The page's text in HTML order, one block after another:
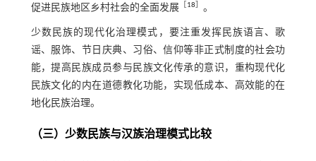
促进民族地区乡村社会的全面发展
18 。
少数民族的现代化治理模式，要注重发挥民族语言、歌
谣、服饰、节日庆典、习俗、信仰等非正式制度的社会功
能，提高民族成员参与民族文化传承的意识，重构现代化
民族文化的内在道德教化功能，实现低成本、高效能的在
地化民族治理。
（三）少数民族与汉族治理模式比较